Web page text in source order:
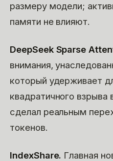
размеру модели;
памяти не влияют.
DeepSeek Sparse
внимания,
который удерживает
квадратичного взрыва
сделал реальным
токенов.
IndexShare. Главная